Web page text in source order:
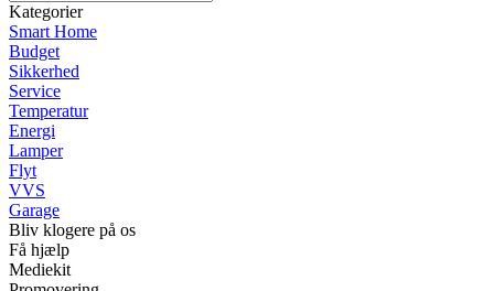
Kategorier
Smart Home
Budget
Sikkerhed
Service
Temperatur
Energi
Lamper
Flyt
VVS
Garage
Bliv klogere på os
Få hjælp
Mediekit